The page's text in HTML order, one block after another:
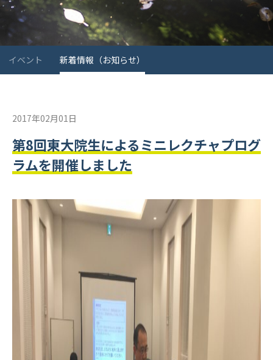
イベント 新着情報（お知らせ）
2017年02月01日
第8回東大院生によるミニレクチャプログ
ラムを開催しました